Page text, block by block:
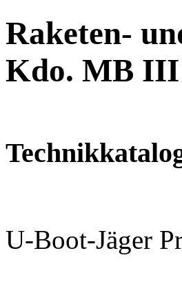
Raketen-
Kdo. MB III
U-Boot-Jäger